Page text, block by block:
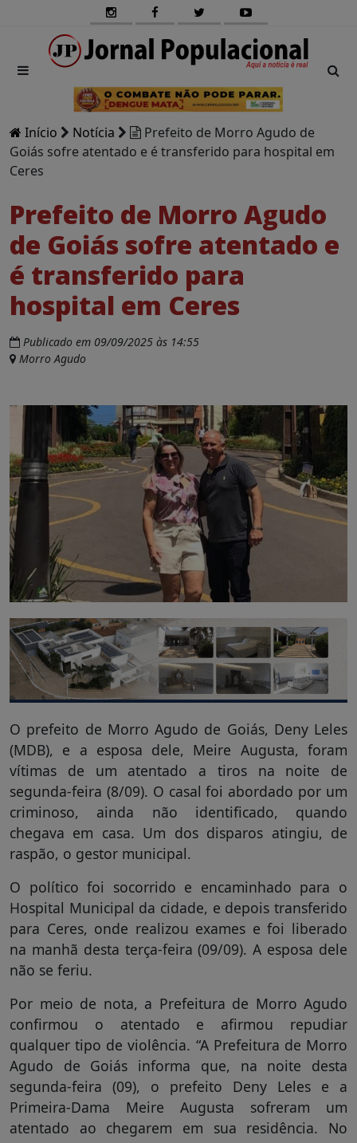
Início Notícia
Prefeito de Morro Agudo de
Goiás sofre atentado e é transferido para hospital em
Ceres
Prefeito de Morro Agudo
de Goiás sofre atentado e
é transferido para
hospital em Ceres
Publicado em 09/09/2025 às 14:55
Morro Agudo
O prefeito de Morro Agudo de Goiás, Deny Leles
(MDB), e a esposa dele, Meire Augusta, foram
vítimas de um atentado a tiros na noite de
segunda-feira (8/09). O casal foi abordado por um
criminoso, ainda não identificado, quando
chegava em casa. Um dos disparos atingiu, de
raspão, o gestor municipal.
O político foi socorrido e encaminhado para o
Hospital Municipal da cidade, e depois transferido
para Ceres, onde realizou exames e foi liberado
na manhã desta terça-feira (09/09). A esposa dele
não se feriu.
Por meio de nota, a Prefeitura de Morro Agudo
confirmou o atentado e afirmou repudiar
qualquer tipo de violência. “A Prefeitura de Morro
Agudo de Goiás informa que, na noite desta
segunda-feira (09), o prefeito Deny Leles e a
Primeira-Dama Meire Augusta sofreram um
atentado ao chegarem em sua residência. No